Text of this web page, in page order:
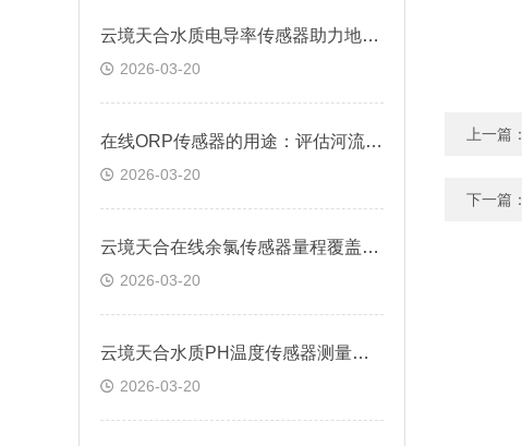
云境天合水质电导率传感器助力地表水监测项目：实时监测水体离子浓度变化
2026-03-20
在线ORP传感器的用途：评估河流、湖泊、地下水等水体的自净能力和健康状态
2026-03-20
云境天合在线余氯传感器量程覆盖广：0-5.00 mg/L量程，分辨率达0.01 mg/L
2026-03-20
云境天合水质PH温度传感器测量范围：0-14pH，分辨率达0.01pH
2026-03-20
上一篇：
下一篇：